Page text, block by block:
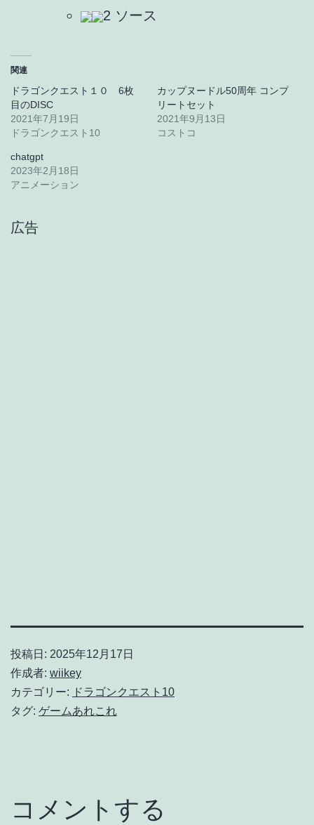
2 ソース
関連
ドラゴンクエスト１０ 6枚
目のDISC
2021年7月19日
ドラゴンクエスト10
カップヌードル50周年 コンプ
リートセット
2021年9月13日
コストコ
chatgpt
2023年2月18日
アニメーション
広告
投稿日: 2025年12月17日
作成者: wiikey
カテゴリー: ドラゴンクエスト10
タグ: ゲームあれこれ
コメントする